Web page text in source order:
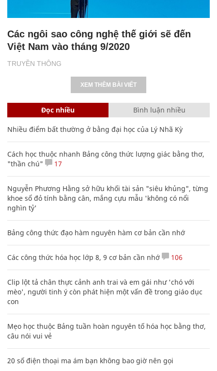
TRUYỀN THÔNG
Các ngôi sao công nghệ thế giới sẽ đến
Việt Nam vào tháng 9/2020
XEM THÊM BÀI VIẾT
Đọc nhiều Bình luận nhiều
Nhiều điểm bất thường ở bằng đại học của Lý Nhã Kỳ
Cách học thuộc nhanh Bảng công thức lượng giác bằng thơ,
"thần chú"
17
Nguyễn Phương Hằng sở hữu khối tài sản "siêu khủng", từng
khoe sổ đỏ tính bằng cân, mắng cựu mẫu 'không có nổi
nghìn tỷ'
Bảng công thức đạo hàm nguyên hàm cơ bản cần nhớ
Các công thức hóa học lớp 8, 9 cơ bản cần nhớ 106
Clip lột tả chân thực cảnh anh trai và em gái như 'chó với
mèo', người tinh ý còn phát hiện một vấn đề trong giáo dục
con
Mẹo học thuộc Bảng tuần hoàn nguyên tố hóa học bằng thơ,
câu nói vui vẻ
20 số điện thoại ma ám bạn không bao giờ nên gọi